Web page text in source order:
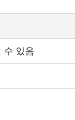
수 있음